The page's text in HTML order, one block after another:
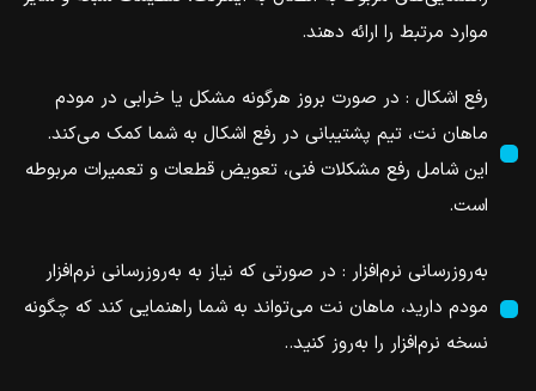
موارد مرتبط را ارائه دهند.
رفع اشکال : در صورت بروز هرگونه مشکل یا خرابی در مودم
ماهان نت، تیم پشتیبانی در رفع اشکال به شما کمک می‌کند.
این شامل رفع مشکلات فنی، تعویض قطعات و تعمیرات مربوطه
است.
به‌روزرسانی نرم‌افزار : در صورتی که نیاز به به‌روزرسانی نرم‌افزار
مودم دارید، ماهان نت می‌تواند به شما راهنمایی کند که چگونه
نسخه نرم‌افزار را به‌روز کنید..